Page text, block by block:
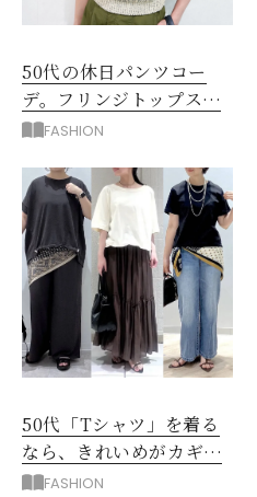
50代の休日パンツコー
デ。フリンジトップスを
主役に洗練アースカラー
FASHION
50代「Tシャツ」を着る
なら、きれいめがカギ！
部屋着に見えないコツ
FASHION